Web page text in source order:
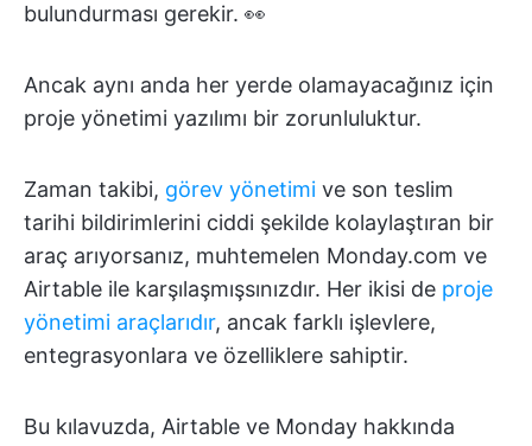
bulundurması gerekir. 👀
Ancak aynı anda her yerde olamayacağınız için
proje yönetimi yazılımı bir zorunluluktur.
Zaman takibi, görev yönetimi ve son teslim
tarihi bildirimlerini ciddi şekilde kolaylaştıran bir
araç arıyorsanız, muhtemelen Monday.com ve
Airtable ile karşılaşmışsınızdır. Her ikisi de proje
yönetimi araçlarıdır, ancak farklı işlevlere,
entegrasyonlara ve özelliklere sahiptir.
Bu kılavuzda, Airtable ve Monday hakkında